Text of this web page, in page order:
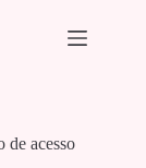
de acesso